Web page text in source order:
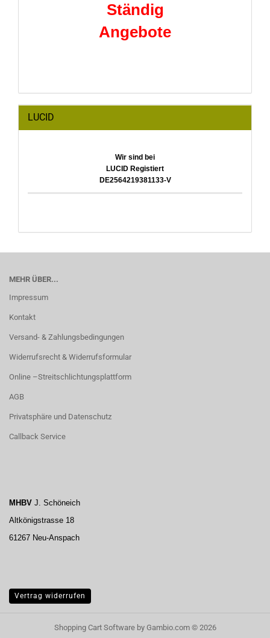
Ständig
Angebote
LUCID
Wir sind bei
LUCID Registiert
DE2564219381133-V
MEHR ÜBER...
Impressum
Kontakt
Versand- & Zahlungsbedingungen
Widerrufsrecht & Widerrufsformular
Online –Streitschlichtungsplattform
AGB
Privatsphäre und Datenschutz
Callback Service
MHBV J. Schöneich
Altkönigstrasse 18
61267 Neu-Anspach
Vertrag widerrufen
Shopping Cart Softwareby Gambio.com © 2026